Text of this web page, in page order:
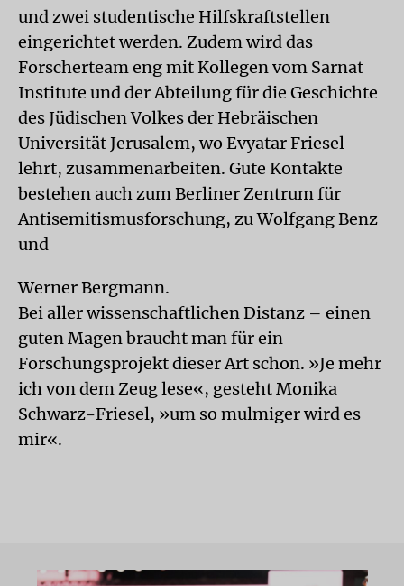
und zwei studentische Hilfskraftstellen
eingerichtet werden. Zudem wird das
Forscherteam eng mit Kollegen vom Sarnat
Institute und der Abteilung für die Geschichte
des Jüdischen Volkes der Hebräischen
Universität Jerusalem, wo Evyatar Friesel
lehrt, zusammenarbeiten. Gute Kontakte
bestehen auch zum Berliner Zentrum für
Antisemitismusforschung, zu Wolfgang Benz
und
Werner Bergmann.
Bei aller wissenschaftlichen Distanz – einen
guten Magen braucht man für ein
Forschungsprojekt dieser Art schon. »Je mehr
ich von dem Zeug lese«, gesteht Monika
Schwarz-Friesel, »um so mulmiger wird es
mir«.